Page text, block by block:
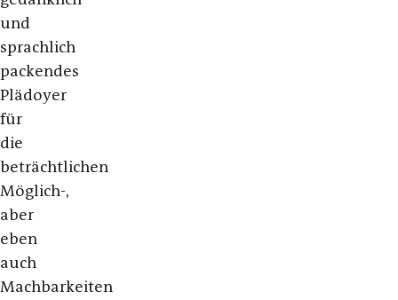
und
sprachlich
packendes
Plädoyer
für
die
beträchtlichen
Möglich-,
aber
eben
auch
Machbarkeiten